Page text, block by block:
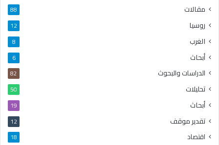
مقالات 88
روسيا 12
الغرب 8
أبحاث 6
الدراسات والبحوث 82
تحليلات 50
أبحاث 19
تقدير موقف 12
اقتصاد 18